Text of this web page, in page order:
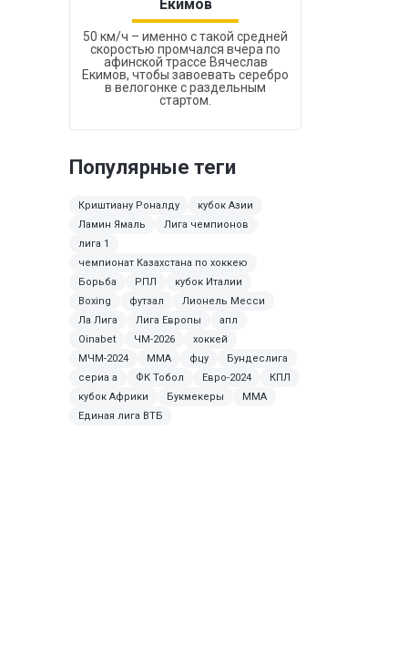
Екимов
50 км/ч – именно с такой средней
скоростью промчался вчера по
афинской трассе Вячеслав
Екимов, чтобы завоевать серебро
в велогонке с раздельным
стартом.
Популярные теги
Криштиану Роналду
кубок Азии
Ламин Ямаль
Лига чемпионов
лига 1
чемпионат Казахстана по хоккею
Борьба
РПЛ
кубок Италии
Boxing
футзал
Лионель Месси
Ла Лига
Лига Европы
апл
Oinabet
ЧМ-2026
хоккей
МЧМ-2024
ММА фцу
Бундеслига
сериа а
ФК Тобол Евро-2024
КПЛ
кубок Африки
Букмекеры
MMA
Единая лига ВТБ